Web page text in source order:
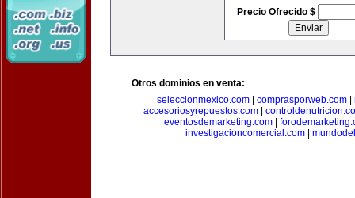
Precio Ofrecido $
Otros dominios en venta:
seleccionmexico.com| comprasporweb.com|
accesoriosyrepuestos.com
eventosdemarketing.com|
investigacioncomercial.com